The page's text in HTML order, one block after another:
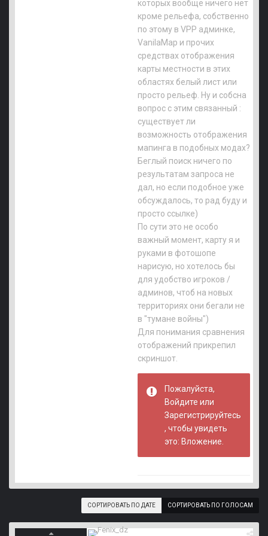
которых вообще ничего нет
кроме рельефа, собственно
по этому в VPP админке,
VanilaMap и прочих
средствах отображения
карты местности в этих
областях белый лист или
просто рельеф. Ну и собсна
вопрос с этим связанный :
существует ли
возможность отображения
мапинга в подобных модах?
Беглый поиск ничего по
результатам запроса не
дал, но если подобное уже
обсуждалось, то рад буду и
просто ссылке)
По сути это не особо
важный момент, карту я и
руками в фотошопе
нарисую, но хотелось бы
для удобство игроков /
админов, чтоб на новых
территориях они бегали не
в "тумане войны")
Для понимания сравнения
отображений прикрепил
скриншот.
Пожалуйста,
Войдите или
Зарегистрируйтесь
, чтобы увидеть
это: Вложение.
СОРТИРОВАТЬ ПО ГОЛОСАМ
СОРТИРОВАТЬ ПО ДАТЕ